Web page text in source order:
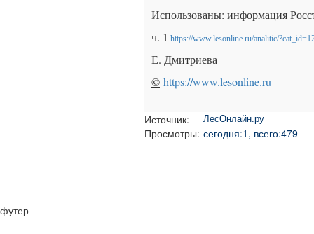
Использованы: информация
ч. 1 https://www.lesonline.ru/analitic/
Е. Дмитриева
© https://www.lesonline.ru
Источник: ЛесОнлайн.ру
Просмотры: сегодня:1, всего:479
футер